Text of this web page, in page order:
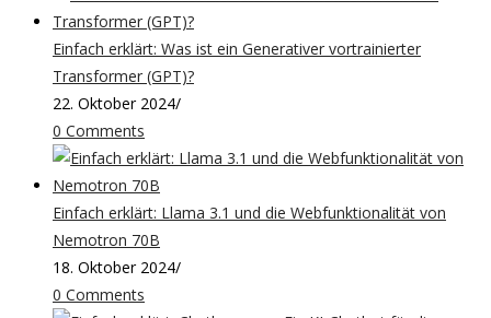
Einfach erklärt: Was ist ein Generativer vortrainierter
Transformer (GPT)?
22. Oktober 2024/
0 Comments
Einfach erklärt: Llama 3.1 und die Webfunktionalität von
Nemotron 70B
18. Oktober 2024/
0 Comments